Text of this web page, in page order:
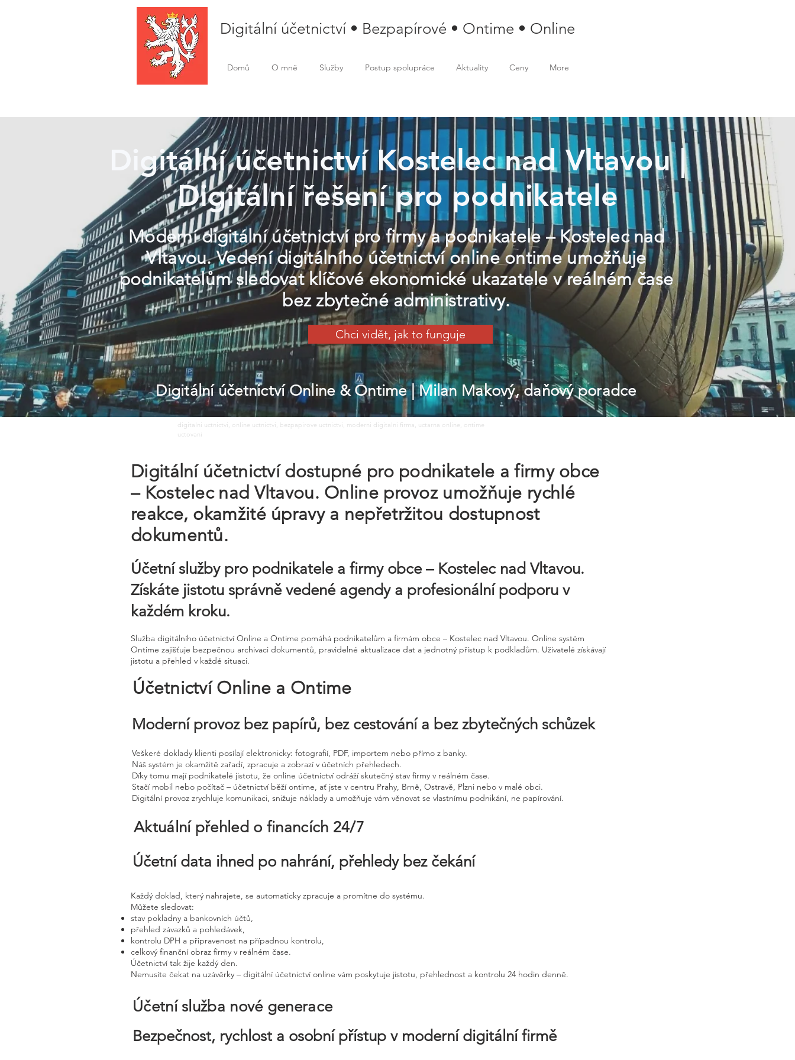
Digitální účetnictví • Bezpapírové • Ontime • Online
Domů O mně Služby Postup spolupráce Aktuality Ceny More
Digitální účetnictví Kostelec nad Vltavou |
Digitální řešení pro podnikatele
Moderní digitální účetnictví pro firmy a podnikatele – Kostelec nad
Vltavou. Vedení digitálního účetnictví online ontime umožňuje
podnikatelům sledovat klíčové ekonomické ukazatele v reálném čase
bez zbytečné administrativy.
Chci vidět, jak to funguje
Digitální účetnictví Online & Ontime| Milan Makový, daňový poradce
digitalni uctnictvi, online uctnictvi, bezpapirove uctnictvi, moderni digitalni firma, uctarna online, ontime
uctovani
Digitální účetnictví dostupné pro podnikatele a firmy obce
– Kostelec nad Vltavou. Online provoz umožňuje rychlé
reakce, okamžité úpravy a nepřetržitou dostupnost
dokumentů.
Účetní služby pro podnikatele a firmy obce – Kostelec nad Vltavou.
Získáte jistotu správně vedené agendy a profesionální podporu v
každém kroku.
Služba digitálního účetnictví Online a Ontime pomáhá podnikatelům a firmám obce – Kostelec nad Vltavou. Online systém
Ontime zajišťuje bezpečnou archivaci dokumentů, pravidelné aktualizace dat a jednotný přístup k podkladům. Uživatelé získávají
jistotu a přehled v každé situaci.
Účetnictví Online a Ontime
Moderní provoz bez papírů, bez cestování a bez zbytečných schůzek
Veškeré doklady klienti posílají elektronicky: fotografií, PDF, importem nebo přímo z banky.
Náš systém je okamžitě zařadí, zpracuje a zobrazí v účetních přehledech.
Díky tomu mají podnikatelé jistotu, že online účetnictví odráží skutečný stav firmy v reálném čase.
Stačí mobil nebo počítač – účetnictví běží ontime, ať jste v centru Prahy, Brně, Ostravě, Plzni nebo v malé obci.
Digitální provoz zrychluje komunikaci, snižuje náklady a umožňuje vám věnovat se vlastnímu podnikání, ne papírování.
Aktuální přehled o financích 24/7
Účetní data ihned po nahrání, přehledy bez čekání
Každý doklad, který nahrajete, se automaticky zpracuje a promítne do systému.
Můžete sledovat:
stav pokladny a bankovních účtů,
přehled závazků a pohledávek,
kontrolu DPH a připravenost na případnou kontrolu,
celkový finanční obraz firmy v reálném čase.
Účetnictví tak žije každý den.
Nemusíte čekat na uzávěrky – digitální účetnictví online vám poskytuje jistotu, přehlednost a kontrolu 24 hodin denně.
Účetní služba nové generace
Bezpečnost, rychlost a osobní přístup v moderní digitální firmě